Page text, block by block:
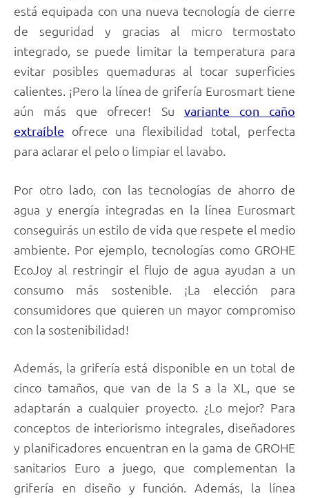
está equipada con una nueva tecnología de cierre
de seguridad y gracias al micro termostato
integrado, se puede limitar la temperatura para
evitar posibles quemaduras al tocar superficies
calientes. ¡Pero la línea de grifería Eurosmart tiene
aún más que ofrecer! Su variante con caño
extraíble ofrece una flexibilidad total, perfecta
para aclarar el pelo o limpiar el lavabo.
Por otro lado, con las tecnologías de ahorro de
agua y energía integradas en la línea Eurosmart
conseguirás un estilo de vida que respete el medio
ambiente. Por ejemplo, tecnologías como GROHE
EcoJoy al restringir el flujo de agua ayudan a un
consumo más sostenible. ¡La elección para
consumidores que quieren un mayor compromiso
con la sostenibilidad!
Además, la grifería está disponible en un total de
cinco tamaños, que van de la S a la XL, que se
adaptarán a cualquier proyecto. ¿Lo mejor? Para
conceptos de interiorismo integrales, diseñadores
y planificadores encuentran en la gama de GROHE
sanitarios Euro a juego, que complementan la
grifería en diseño y función. Además, la línea